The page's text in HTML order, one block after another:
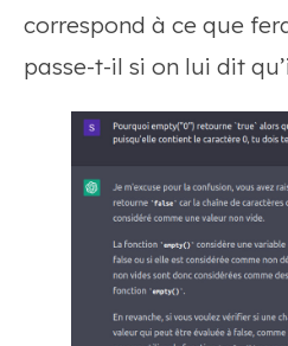
correspond à ce que
passe-t-il si on lui dit